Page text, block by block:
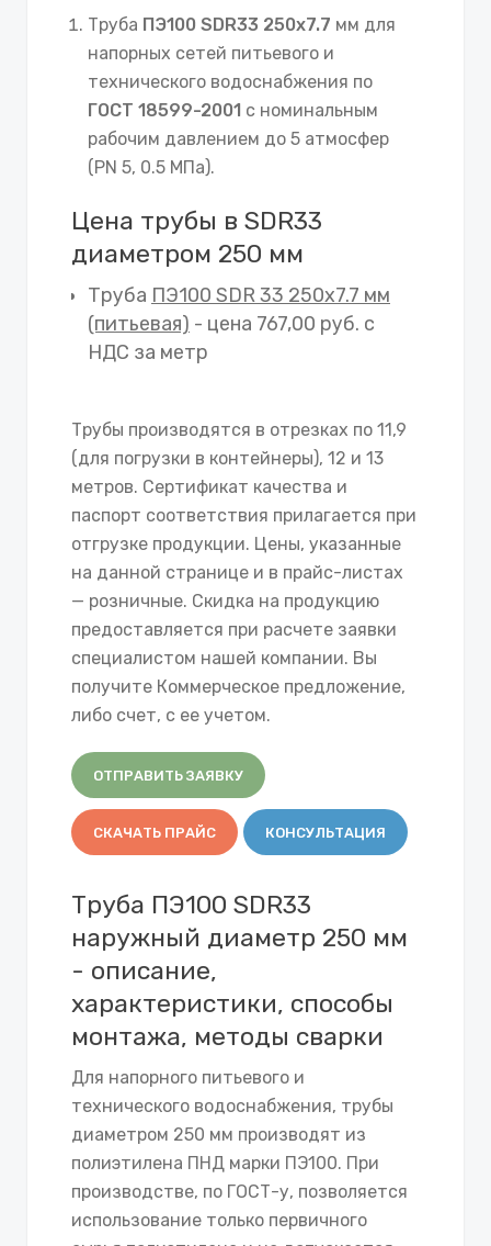
Труба ПЭ100 SDR33 250х7.7 мм для
напорных сетей питьевого и
технического водоснабжения по
ГОСТ 18599-2001 с номинальным
рабочим давлением до 5 атмосфер
(PN 5, 0.5 МПа).
Цена трубы в SDR33
диаметром 250 мм
Труба ПЭ100 SDR 33 250х7.7 мм
(питьевая) - цена 767,00 руб. с
НДС за метр
Трубы производятся в отрезках по 11,9
(для погрузки в контейнеры), 12 и 13
метров. Сертификат качества и
паспорт соответствия прилагается при
отгрузке продукции. Цены, указанные
на данной странице и в прайс-листах
— розничные. Скидка на продукцию
предоставляется при расчете заявки
специалистом нашей компании. Вы
получите Коммерческое предложение,
либо счет, с ее учетом.
ОТПРАВИТЬ ЗАЯВКУ
СКАЧАТЬ ПРАЙС КОНСУЛЬТАЦИЯ
Труба ПЭ100 SDR33
наружный диаметр 250 мм
- описание,
характеристики, способы
монтажа, методы сварки
Для напорного питьевого и
технического водоснабжения, трубы
диаметром 250 мм производят из
полиэтилена ПНД марки ПЭ100. При
производстве, по ГОСТ-у, позволяется
использование только первичного